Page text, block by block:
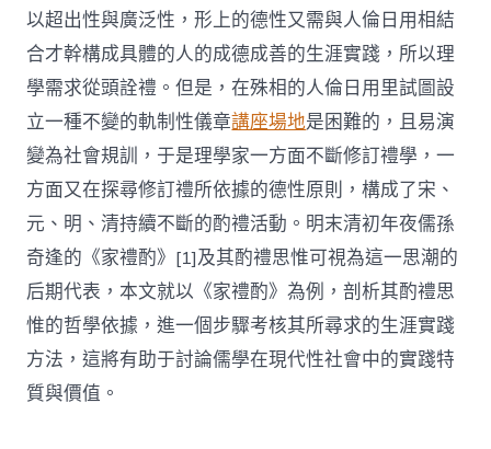
以超出性與廣泛性，形上的德性又需與人倫日用相結
合才幹構成具體的人的成德成善的生涯實踐，所以理
學需求從頭詮禮。但是，在殊相的人倫日用里試圖設
立一種不變的軌制性儀章講座場地是困難的，且易演
變為社會規訓，于是理學家一方面不斷修訂禮學，一
方面又在探尋修訂禮所依據的德性原則，構成了宋、
元、明、清持續不斷的酌禮活動。明末清初年夜儒孫
奇逢的《家禮酌》[1]及其酌禮思惟可視為這一思潮的
后期代表，本文就以《家禮酌》為例，剖析其酌禮思
惟的哲學依據，進一個步驟考核其所尋求的生涯實踐
方法，這將有助于討論儒學在現代性社會中的實踐特
質與價值。